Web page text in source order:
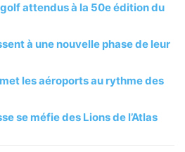
attendus à la 50e édition du
à une nouvelle phase de leur
les aéroports au rythme des
se méfie des Lions de l’Atlas